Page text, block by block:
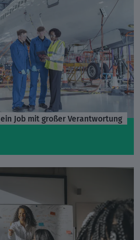
Job mit großer Verantwortung